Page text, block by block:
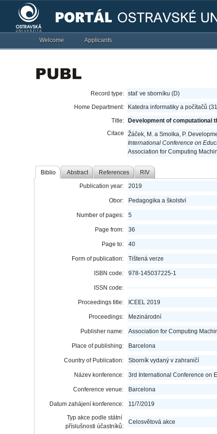
Welcome Applicants
Record type: stať ve sborníku (D)
Home Department:
Katedra informatiky a počítačů
Title:
Development of computational
Citace
Žáček, M. a Smolka, P.
International Conference on
Association for Computing
Biblio Abstract References RIV
Publication year: 2019
Obor: Pedagogika a školství
Number of pages: 5
Page from: 36
Page to: 40
Form of publication: Tištená verze
ISBN code: 978-145037225-1
ISSN code:
Proceedings title: ICEEL 2019
Proceedings: Mezinárodní
Publisher name: Association for Computing
Place of publishing: Barcelona
Country of Publication: Sborník vydaný v zahraničí
Název konference: 3rd International Conference on
Conference venue: Barcelona
Datum zahájení konference:
11/7/2019
Typ akce podle státní
příslušnosti účastníků:
Celosvětová akce